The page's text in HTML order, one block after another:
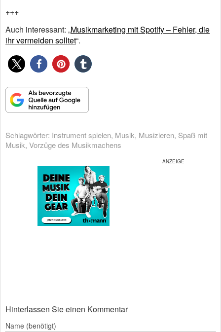
+++
Auch interessant: „Musikmarketing mit Spotify – Fehler, die
ihr vermeiden solltet“.
Schlagwörter: Instrument spielen, Musik, Musizieren, Spaß mit
Musik, Vorzüge des Musikmachens
Hinterlassen Sie einen Kommentar
Name (benötigt)